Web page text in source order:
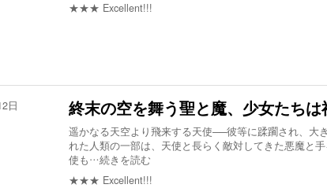
★★★ Excellent!!!
日 終末の空を舞う聖と魔、少女たち
遥かなる天空より飛来する天使──彼等に蹂躙され、大
れた人類の一部は、天使と長らく敵対してきた悪魔と
使も…続きを読む
★★★ Excellent!!!